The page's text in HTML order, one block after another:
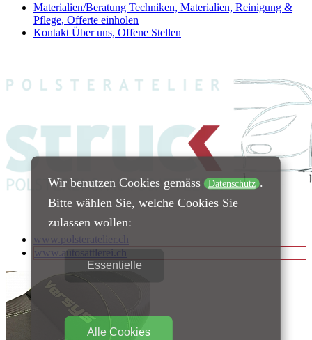
Materialien/Beratung Techniken, Materialien, Reinigung &
Pflege, Offerte einholen
KontaktÜber uns, Offene Stellen
www.polsteratelier.ch
www.autosattlerei.ch
Wir benutzen Cookies gemäss Datenschutz .
Bitte wählen Sie, welche Cookies Sie
zulassen wollen:
Essentielle
Alle Cookies